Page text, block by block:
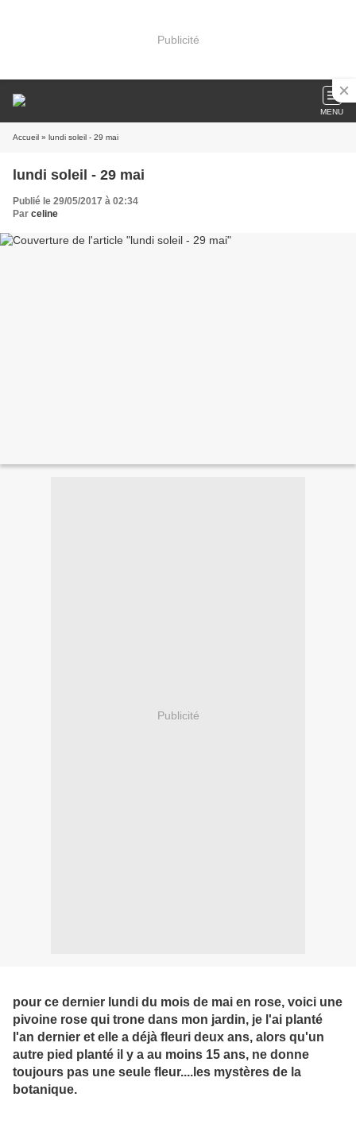
Publicité
MENU
Accueil » lundi soleil - 29 mai
lundi soleil - 29 mai
Publié le 29/05/2017 à 02:34
Par celine
Publicité
pour ce dernier lundi du mois de mai en rose, voici une
pivoine rose qui trone dans mon jardin, je l'ai planté
l'an dernier et elle a déjà fleuri deux ans, alors qu'un
autre pied planté il y a au moins 15 ans, ne donne
toujours pas une seule fleur....les mystères de la
botanique.